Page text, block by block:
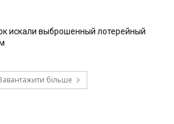
искали выброшенный лотерейный
більше